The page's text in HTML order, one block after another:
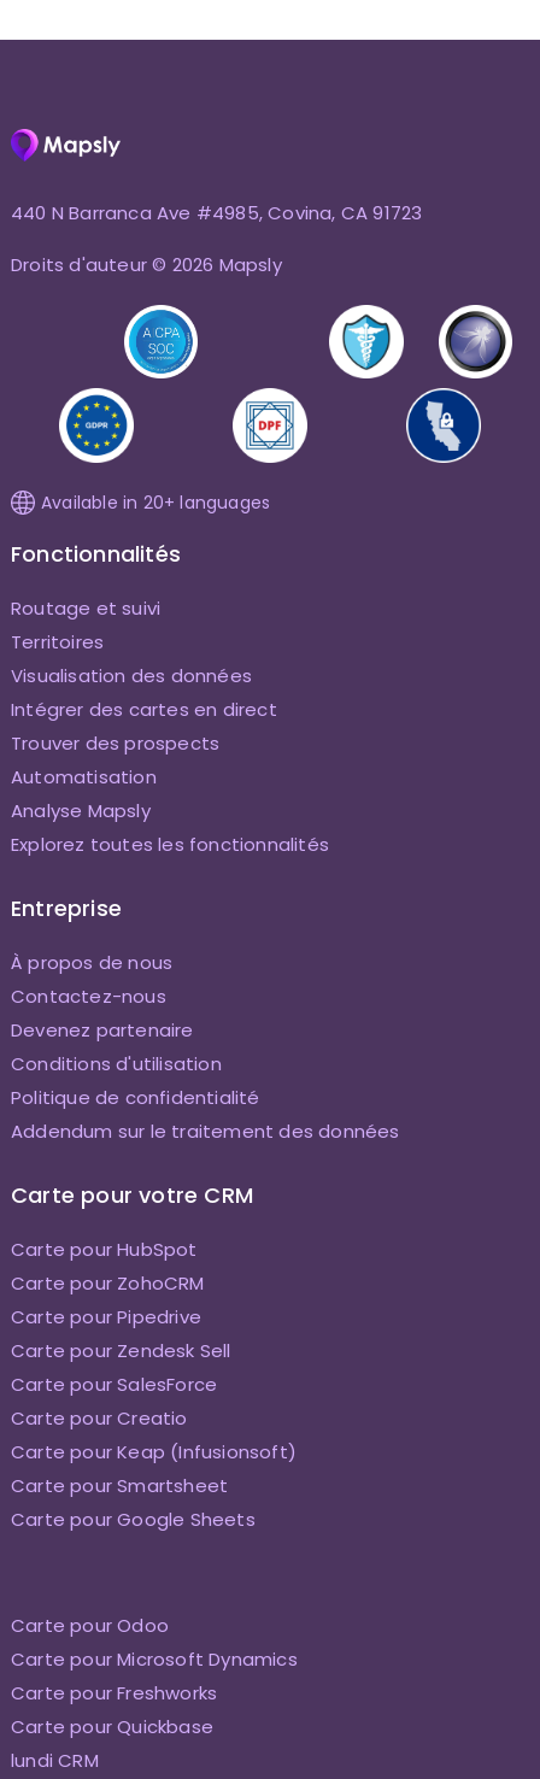
440 N Barranca Ave #4985, Covina, CA 91723
Droits d'auteur © 2026 Mapsly
Available in 20+ languages
Fonctionnalités
Routage et suivi
Territoires
Visualisation des données
Intégrer des cartes en direct
Trouver des prospects
Automatisation
Analyse Mapsly
Explorez toutes les fonctionnalités
Entreprise
À propos de nous
Contactez-nous
Devenez partenaire
Conditions d'utilisation
Politique de confidentialité
Addendum sur le traitement des données
Carte pour votre CRM
Carte pour HubSpot
Carte pour ZohoCRM
Carte pour Pipedrive
Carte pour Zendesk Sell
Carte pour SalesForce
Carte pour Creatio
Carte pour Keap (Infusionsoft)
Carte pour Smartsheet
Carte pour Google Sheets
Carte pour Odoo
Carte pour Microsoft Dynamics
Carte pour Freshworks
Carte pour Quickbase
lundi CRM